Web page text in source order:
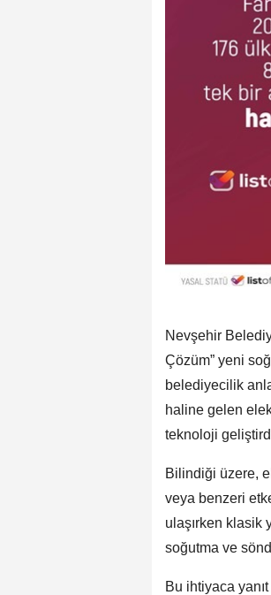
Nevşehir
Çözüm” yeni
belediyecilik
haline gelen
teknoloji
Bilindiği üzere,
veya benzeri
ulaşırken klasik
soğutma ve
Bu ihtiyaca